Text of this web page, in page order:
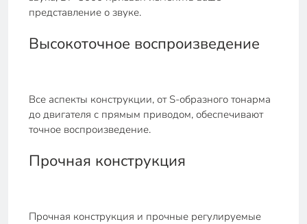
представление о звуке.
Высокоточное воспроизведение
Все аспекты конструкции, от S-образного тонарма
до двигателя с прямым приводом, обеспечивают
точное воспроизведение.
Прочная конструкция
Прочная конструкция и прочные регулируемые